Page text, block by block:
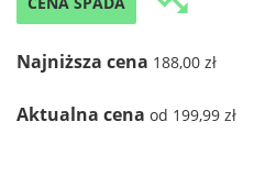
Najniższa cena 188,00 zł
Aktualna cena od 199,99 zł